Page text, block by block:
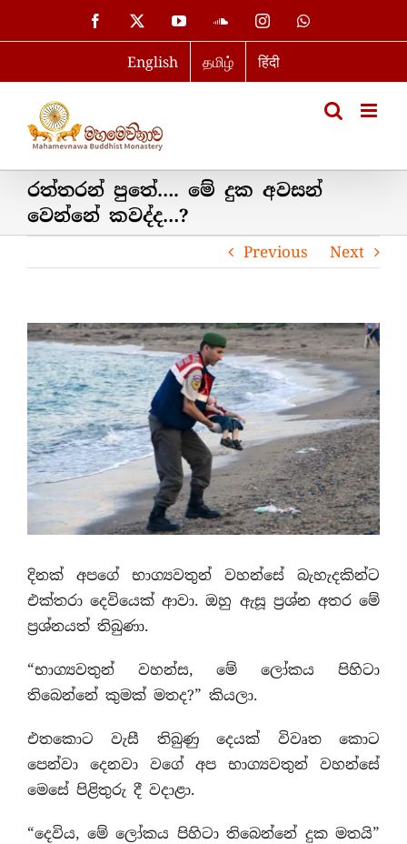
to
Facebook YouTubeSoundCloud
InstagramWhatsApp
English தமிழ் हिंदी
රත්තරන් පුතේ…. මේ දුක අවසන්
වෙන්නේ කවද්ද…?
Previous Next
දිනක් අපගේ භාග්‍යවතුන් වහන්සේ බැහැදකින්ට
එක්තරා දෙවියෙක් ආවා. ඔහු ඇසූ ප‍්‍රශ්න අතර මේ
ප‍්‍රශ්නයත් තිබුණා.
“භාග්‍යවතුන් වහන්ස, මේ ලෝකය පිහිටා
තිබෙන්නේ කුමක් මතද?” කියලා.
එතකොට වැසී තිබුණු දෙයක් විවෘත කොට
පෙන්වා දෙනවා වගේ අප භාග්‍යවතුන් වහන්සේ
මෙසේ පිළිතුරු දී වදාළා.
“දෙවිය, මේ ලෝකය පිහිටා තිබෙන්නේ දුක මතයි”